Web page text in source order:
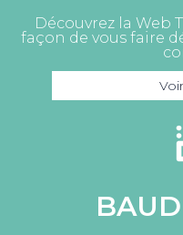
Découvrez la Web
façon de vous faire
BAUD